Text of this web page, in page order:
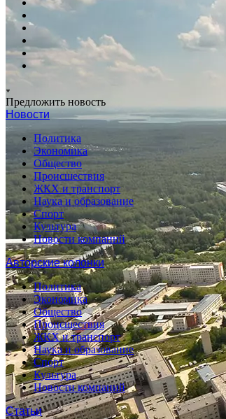
Предложить новость
Новости
Политика
Экономика
Общество
Происшествия
ЖКХ и транспорт
Наука и образование
Спорт
Культура
Новости компаний
Авторские колонки
Политика
Экономика
Общество
Происшествия
ЖКХ и транспорт
Наука и образование
Спорт
Культура
Новости компаний
Статьи